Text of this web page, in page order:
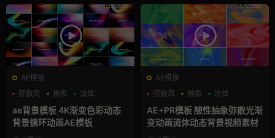
AE模板
弥散风
抽象 流体
ae背景模板 4K渐变色彩动态
背景循环动画AE模板
AE模板
弥散风
抽象 流体
AE+PR模板 酸性抽象弥散光渐
变动画流体动态背景视频素材